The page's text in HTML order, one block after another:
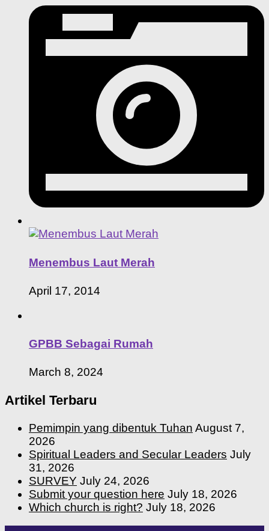
Menembus Laut Merah
April 17, 2014
GPBB Sebagai Rumah
March 8, 2024
Artikel Terbaru
Pemimpin yang dibentuk Tuhan August 7,
2026
Spiritual Leaders and Secular Leaders July
31, 2026
SURVEY July 24, 2026
Submit your question here July 18, 2026
Which church is right? July 18, 2026